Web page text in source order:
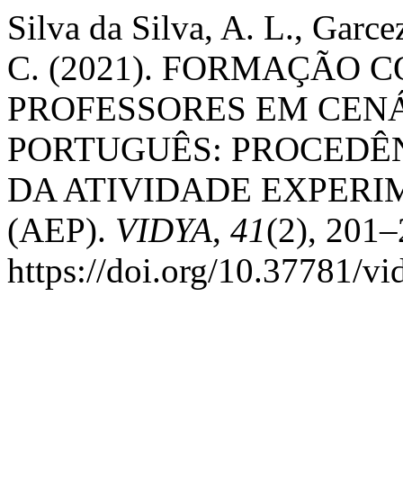
Silva da Silva, A. L.,
C. (2021). FORMAÇÃO
PROFESSORES EM
PORTUGUÊS:
DA ATIVIDADE
(AEP). VIDYA, 41(2),
https://doi.org/10.37781/